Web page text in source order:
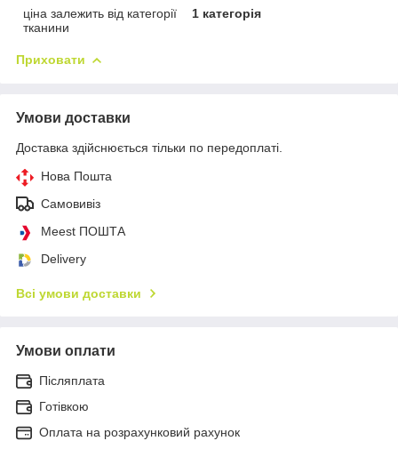
ціна залежить від категорії
тканини
1 категорія
Приховати
Умови доставки
Доставка здійснюється тільки по передоплаті.
Нова Пошта
Самовивіз
Meest ПОШТА
Delivery
Всі умови доставки
Умови оплати
Післяплата
Готівкою
Оплата на розрахунковий рахунок